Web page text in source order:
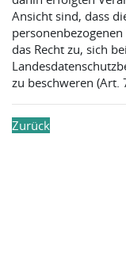
Ansicht sind, dass
das Recht zu, sich
zu beschweren (Art.
Zurück